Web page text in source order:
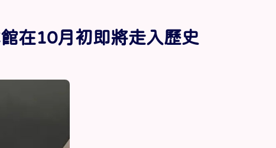
專門學校
在10月初即將走入歷史